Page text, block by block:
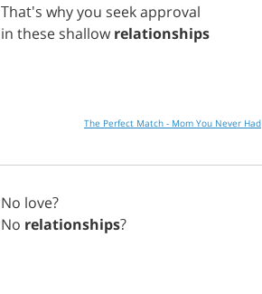
That's whyyou seekapproval
in these shallow relationships
The Perfect Match - Mom You Never Had
No love?
No relationships?